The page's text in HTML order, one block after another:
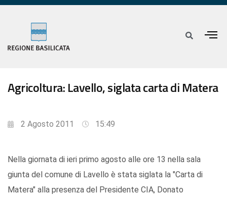
Agricoltura: Lavello, siglata carta di Matera
2 Agosto 2011 15:49
Nella giornata di ieri primo agosto alle ore 13 nella sala
giunta del comune di Lavello è stata siglata la "Carta di
Matera" alla presenza del Presidente CIA, Donato